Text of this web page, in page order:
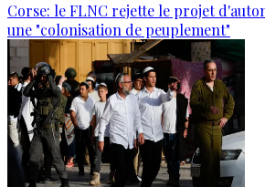
Corse: le FLNC rejette le projet
une "colonisation de peuplement"